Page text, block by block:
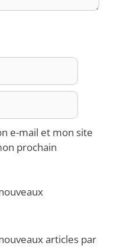
e-mail et mon site
prochain
articles par